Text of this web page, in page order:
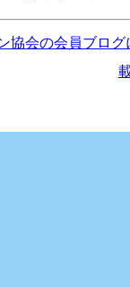
協会の会員ブロ